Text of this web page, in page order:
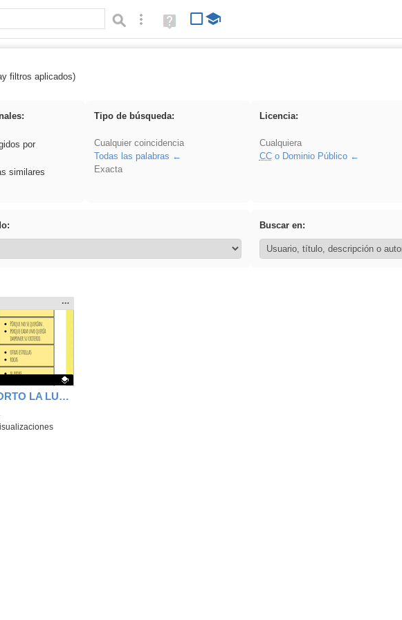
Búsqueda avanzada
Ayuda
(en
cortar
filtros aplicados)
por
similares
Tipo de búsqueda:
Cualquier coincidencia
Todas las palabras
Exacta
Licencia:
Cualquiera
CCo Dominio Público
Buscar en:
PREGUNTAS CORTO LA LUNA
Mostrar
la
ubicación
búsqueda
…